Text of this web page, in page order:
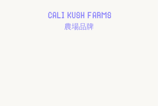
CALI KUSH FARMS
農場品牌